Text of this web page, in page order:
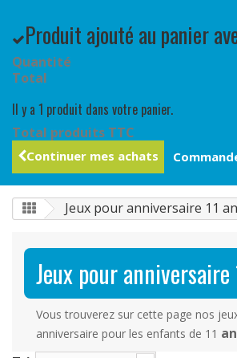
Produit ajouté au panier
Quantité
Total
Il y a 1 produit dans votre panier.
Total produits TTC
Continuer mes achats
Jeux pour anniversaire 11
Jeux pour anniversaire
Vous trouverez sur cette page nos
anniversaire pour les enfants de 11